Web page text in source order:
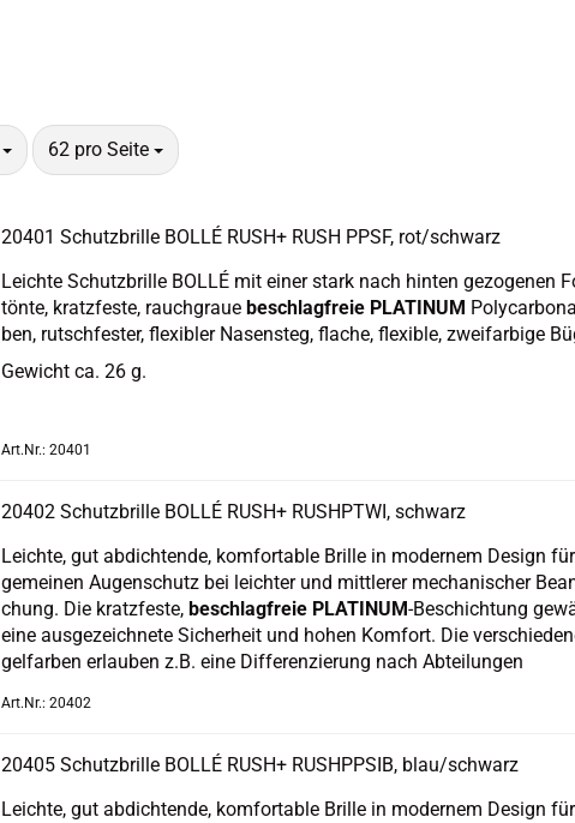
62 pro Seite
pro Seite
20401 Schutz­bril­le BOLLÉ RUSH+ RUSH PPSF, rot/schwarz
Leich­te Schutz­bril­le BOLLÉ mit einer stark nach hin­ten ge­zo­ge­nen
tön­te, kratz­fes­te, rauch­graue be­schlag­freie PLA­TI­NUM
ben, rutsch­fes­ter, fle­xi­bler Na­sen­steg, fla­che, fle­xi­ble, zwei­far­bi­ge
Ge­wicht ca. 26 g.
Art.Nr.: 20401
20402 Schutz­bril­le BOLLÉ RUSH+ RUSH­PT­WI, schwarz
Leich­te, gut ab­dich­ten­de, kom­for­ta­ble Bril­le in mo­der­nem De­sign
ge­mei­nen Au­gen­schutz bei leich­ter und mitt­le­rer me­cha­ni­scher
chung. Die kratz­fes­te, be­schlag­freie PLA­TI­NUM-​Beschichtung
eine aus­ge­zeich­ne­te Si­cher­heit und hohen Kom­fort. Die
gel­far­ben er­lau­ben z.B. eine Dif­fe­ren­zie­rung nach Ab­tei­lun­gen
Art.Nr.: 20402
20405 Schutz­bril­le BOLLÉ RUSH+ RUSH­PP­SIB, blau/schwarz
Leich­te, gut ab­dich­ten­de, kom­for­ta­ble Bril­le in mo­der­nem De­sign